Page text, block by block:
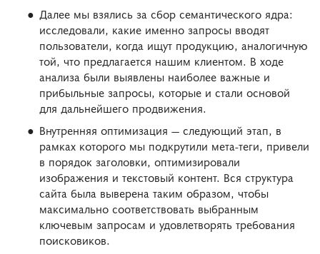
Далее мы взялись за сбор семантического ядра:
исследовали, какие именно запросы вводят
пользователи, когда ищут продукцию, аналогичную
той, что предлагается нашим клиентом. В ходе
анализа были выявлены наиболее важные и
прибыльные запросы, которые и стали основой
для дальнейшего продвижения.
Внутренняя оптимизация — следующий этап, в
рамках которого мы подкрутили мета-теги, привели
в порядок заголовки, оптимизировали
изображения и текстовый контент. Вся структура
сайта была выверена таким образом, чтобы
максимально соответствовать выбранным
ключевым запросам и удовлетворять требования
поисковиков.